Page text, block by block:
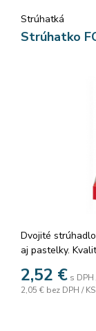
Strúhatká
Strúhatko
Dvojité
aj pastelky.
optimálne
tvrdým
tenký hrot.
grafitové
2,52 € s DPH
2,05 € bez DPH / KS